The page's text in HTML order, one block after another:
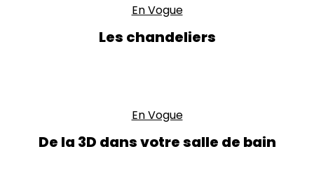
En Vogue
Les chandeliers
En Vogue
De la 3D dans votre salle de bain